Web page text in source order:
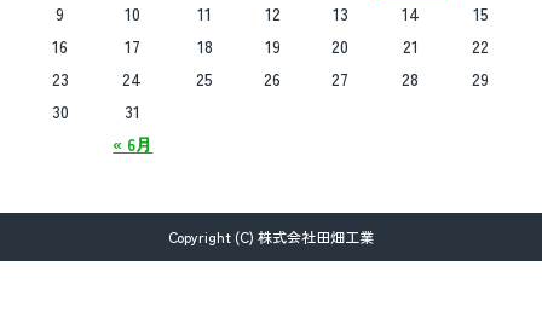
« 6月
9
10 11 12 13 14
15
16
17 18 19 20 21
22
23
24 25 26 27 28
29
30
31
Copyright (C) 株式会社田畑工業